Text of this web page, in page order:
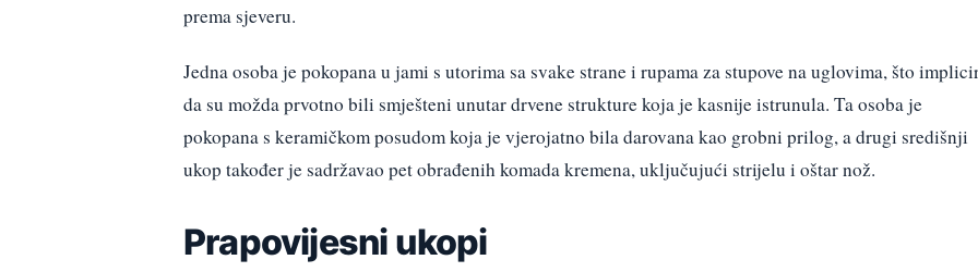
prema sjeveru.
Jedna osoba je pokopana u jami s utorima sa svake strane i rupama za stupove na uglovima, što
da su možda prvotno bili smješteni unutar drvene strukture koja je kasnije istrunula. Ta osoba je
pokopana s keramičkom posudom koja je vjerojatno bila darovana kao grobni prilog, a drugi središnji
ukop također je sadržavao pet obrađenih komada kremena, uključujući strijelu i oštar nož.
Prapovijesni ukopi